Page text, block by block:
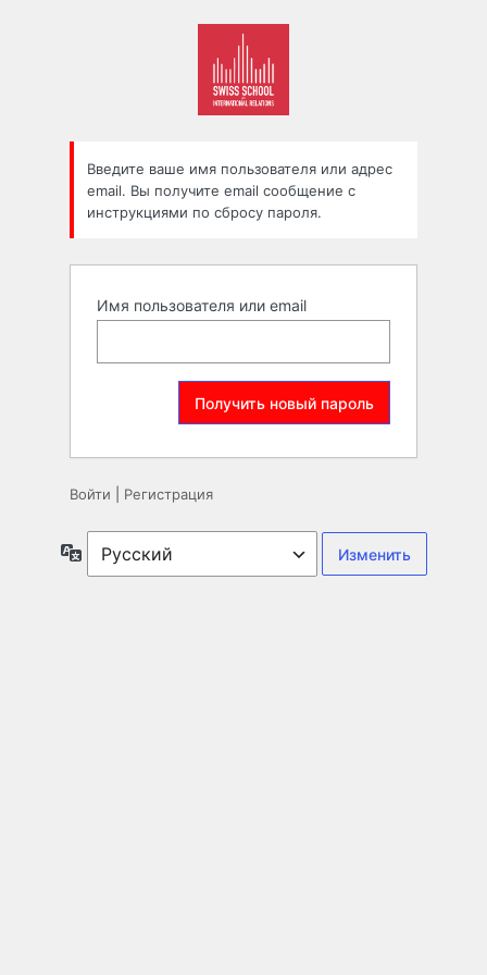
Введите ваше имя пользователя или адрес
email. Вы получите email сообщение с
инструкциями по сбросу пароля.
Имя пользователя или email
Войти Регистрация
Язык